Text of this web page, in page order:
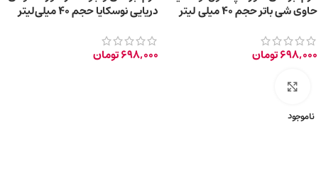
حاوی شی باتر حجم 40 میلی لیتر
698,000تومان
دریایی نوسکایا حجم 40 میلی‌لیتر
698,000تومان
ناموجود